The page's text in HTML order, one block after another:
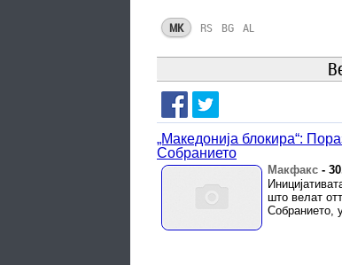
MK RS BG AL
„Македонија блокира“:
Собранието
Макфакс -
што велат
Собранието,